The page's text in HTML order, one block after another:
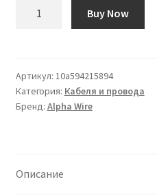
collegamento
apparecchiature
Alpha
22
Buy Now
Артикул: 10a594215894
Категория: Кабеля и провода
Бренд: Alpha Wire
Описание